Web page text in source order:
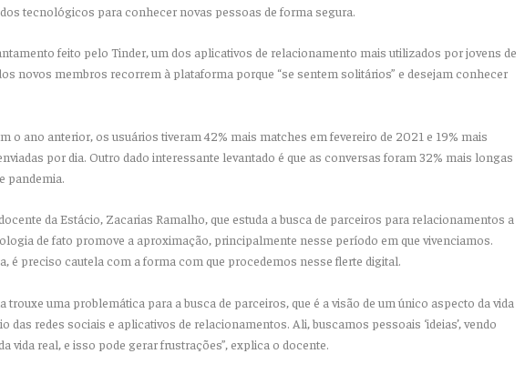
tecnológicos para conhecer novas pessoas de forma segura.
feito pelo Tinder, um dos aplicativos de relacionamento mais utilizados por jovens de
novos membros recorrem à plataforma porque “se sentem solitários” e desejam conhecer
o ano anterior, os usuários tiveram 42% mais matches em fevereiro de 2021 e 19% mais
por dia. Outro dado interessante levantado é que as conversas foram 32% mais longas
pandemia.
da Estácio, Zacarias Ramalho, que estuda a busca de parceiros para relacionamentos a
de fato promove a aproximação, principalmente nesse período em que vivenciamos.
é preciso cautela com a forma com que procedemos nesse flerte digital.
trouxe uma problemática para a busca de parceiros, que é a visão de um único aspecto da vida
das redes sociais e aplicativos de relacionamentos. Ali, buscamos pessoais ‘ideias’, vendo
vida real, e isso pode gerar frustrações”, explica o docente.